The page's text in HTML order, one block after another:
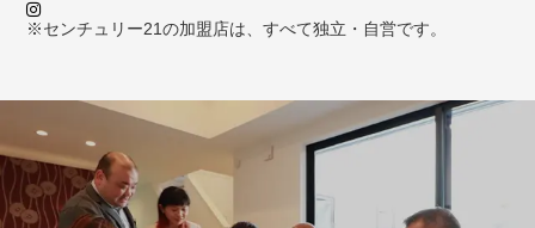
※センチュリー21の加盟店は、すべて独立・自営です。